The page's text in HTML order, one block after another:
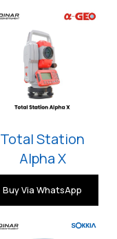
Total Station
Alpha X
Buy Via WhatsApp